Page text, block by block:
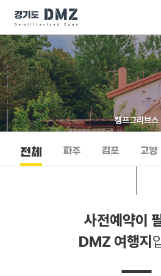
캠프그리브스
전체 파주 김포 고양
사전예약이
DMZ 여행지